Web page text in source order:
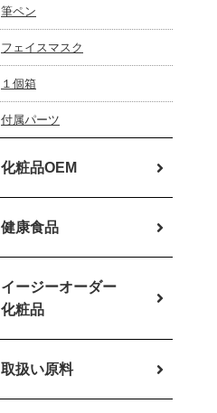
筆ペン
フェイスマスク
１個箱
付属パーツ
化粧品OEM
健康食品
イージーオーダー
化粧品
取扱い原料